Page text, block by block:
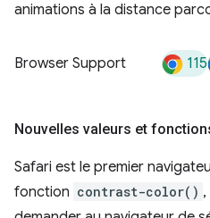
animations à la distance
Browser Support 115
Nouvelles valeurs et
Safari est le premier
fonction contrast-color()